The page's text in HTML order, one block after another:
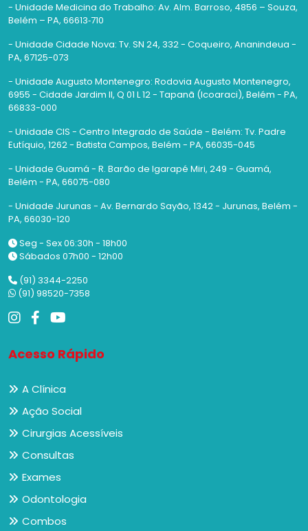
- Unidade Medicina do Trabalho: Av. Alm. Barroso, 4856 – Souza,
Belém – PA, 66613‑710
- Unidade Cidade Nova: Tv. SN 24, 332 - Coqueiro, Ananindeua -
PA, 67125-073
- Unidade Augusto Montenegro: Rodovia Augusto Montenegro,
6955 - Cidade Jardim II, Q 01 L 12 - Tapanã (Icoaraci), Belém - PA,
66833-000
- Unidade CIS - Centro Integrado de Saúde - Belém: Tv. Padre
Eutíquio, 1262 - Batista Campos, Belém - PA, 66035-045
- Unidade Guamá - R. Barão de Igarapé Miri, 249 - Guamá,
Belém - PA, 66075-080
- Unidade Jurunas - Av. Bernardo Sayão, 1342 - Jurunas, Belém -
PA, 66030-120
Seg - Sex 06:30h - 18h00
Sábados 07h00 - 12h00
(91) 3344-2250
(91) 98520-7358
Acesso Rápido
A Clínica
Ação Social
Cirurgias Acessíveis
Consultas
Exames
Odontologia
Combos